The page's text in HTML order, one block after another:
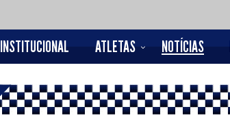
INSTITUCIONAL ATLETAS NOTÍCIAS